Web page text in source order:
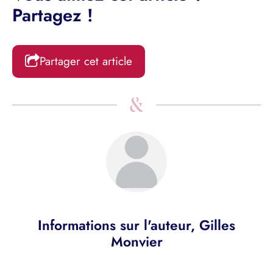
Partagez !
Partager cet article
Informations sur l'auteur, Gilles
Monvier